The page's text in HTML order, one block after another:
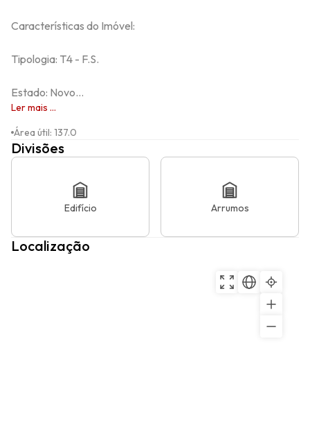
Características do Imóvel:
Tipologia: T4 - F.S.
Estado: Novo...
Ler mais ...
Área útil: 137.0
Divisões
Edifício Arrumos
Localização